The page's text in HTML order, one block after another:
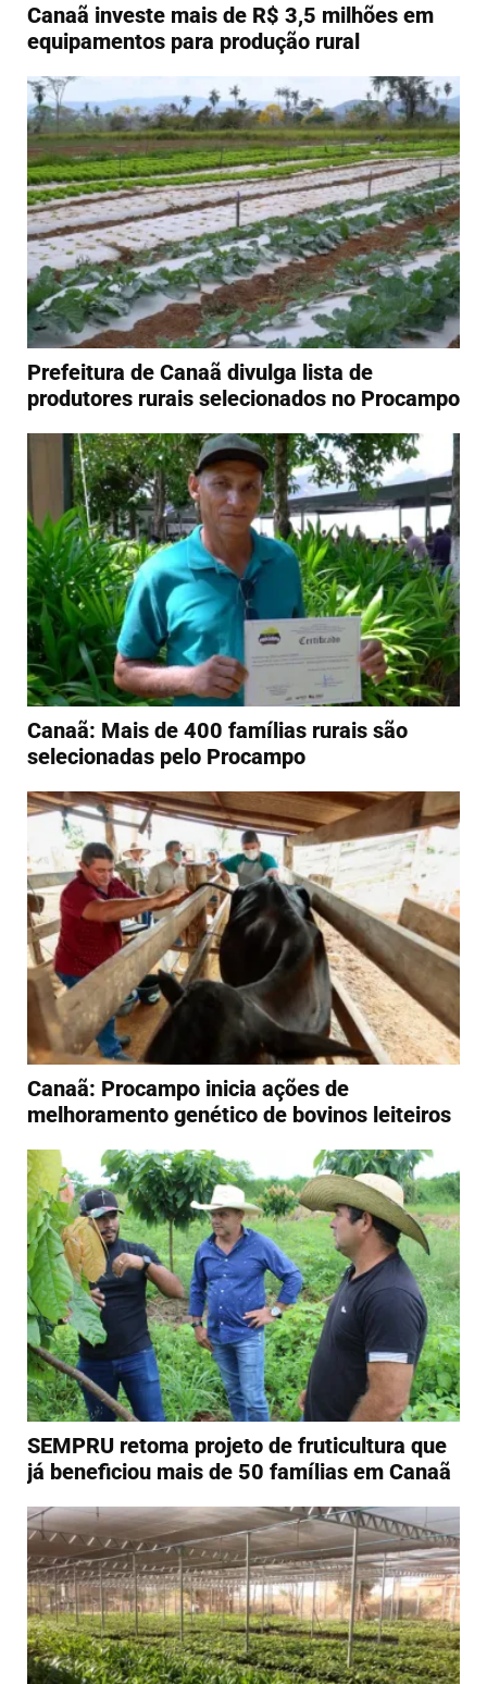
Canaã investe mais de R$ 3,5 milhões em
equipamentos para produção rural
Prefeitura de Canaã divulga lista de
produtores rurais selecionados no Procampo
Canaã: Mais de 400 famílias rurais são
selecionadas pelo Procampo
Canaã: Procampo inicia ações de
melhoramento genético de bovinos leiteiros
SEMPRU retoma projeto de fruticultura que
já beneficiou mais de 50 famílias em Canaã